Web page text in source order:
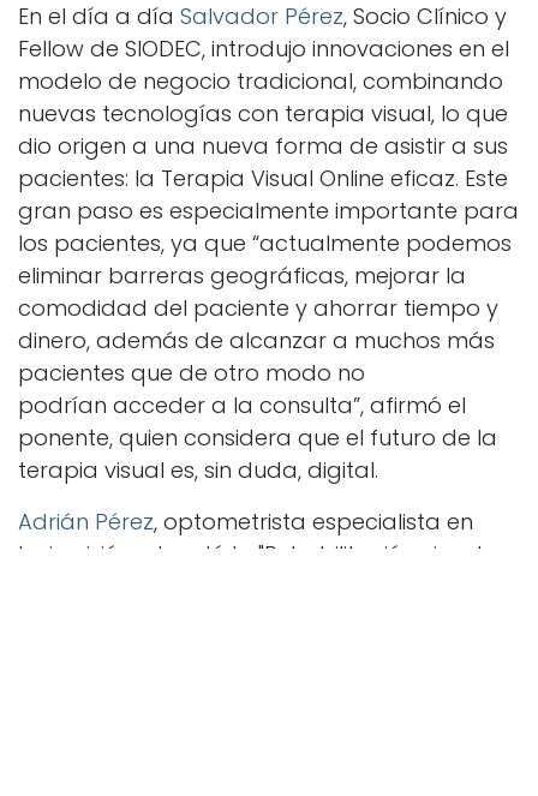
En el día a día Salvador Pérez, Socio Clínico y
Fellow de SIODEC, introdujo innovaciones en el
modelo de negocio tradicional, combinando
nuevas tecnologías con terapia visual, lo que
dio origen a una nueva forma de asistir a sus
pacientes: la Terapia Visual Online eficaz. Este
gran paso es especialmente importante para
los pacientes, ya que “actualmente podemos
eliminar barreras geográficas, mejorar la
comodidad del paciente y ahorrar tiempo y
dinero, además de alcanzar a muchos más
pacientes que de otro modo no
podrían acceder a la consulta”, afirmó el
ponente, quien considera que el futuro de la
terapia visual es, sin duda, digital.
Adrián Pérez, optometrista especialista en
baja visión, abordó la "Rehabilitación visual en